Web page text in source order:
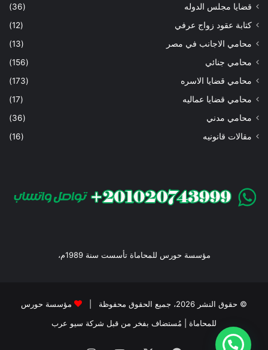
قضايا مجلس الدوله
(36)
كتابة عقود زواج عرفي
(12)
محامي الاجانب في مصر
(13)
محامي جنائي
(156)
محامي قضايا الاسره
(173)
محامي قضايا عماليه
(17)
محامي مدني
(36)
مقالات قانونيه
(16)
مؤسسة حورس للمحاماة تأسست سنة 1989م،
© حقوق النشر 2026، جميع الحقوق محفوظة |
مؤسسة حورس
للمحاماة
| مُستضاف بفخر من قبل شركة سيو عرب